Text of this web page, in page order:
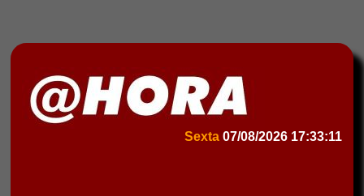
Sexta 07/08/2026 17:33:11